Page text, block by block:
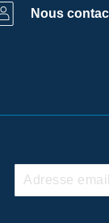
Nous